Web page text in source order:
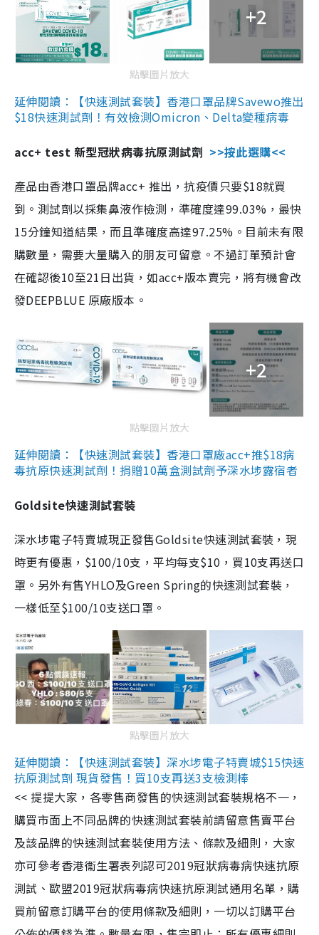
+2
點擊圖片放大
延伸閱讀：【快速測試套裝】香港口罩品牌Savewo推出
$18快速測試劑！有效檢測Omicron、Delta變種病毒
acc+ test 新型冠狀病毒抗原測試劑 >>按此選購<<
產品由香港口罩品牌acc+ 推出，抗疫價只要$18就買
到。測試劑以採集鼻液作檢測，準確度達99.03%，最快
15分鐘知道結果，而且準確度高達97.25%。目前未有限
購數量，需要大量購入的朋友可留意。不過訂單預計會
在確認後10至21日出貨，如acc+版本賣完，將有機會改
發DEEPBLUE 原廠版本。
+2
點擊圖片放大
延伸閱讀：【快速測試套裝】香港口罩廠acc+推$18病
毒抗原快速測試劑！捐贈10萬盒測試劑予深水埗露宿者
Goldsite快速測試套裝
深水埗電子特賣城現正發售Goldsite快速測試套裝，現
時更有優惠，$100/10支，平均每支$10，買10支再送口
罩。另外有售YHLO及Green Spring的快速測試套裝，
一樣低至$100/10支送口罩。
點擊圖片放大
延伸閱讀：【快速測試套裝】深水埗電子特賣城$15快速
抗原測試劑 現貨發售！買10支再送3支檢測棒
<< 提提大家，各零售商發售的快速測試套裝規格不一，
購買市面上不同品牌的快速測試套裝前請留意售賣平台
及該品牌的快速測試套裝使用方法、條款及細則，大家
亦可參考香港衞生署表列認可2019冠狀病毒病快速抗原
測試、歐盟2019冠狀病毒病快速抗原測試通用名單，購
買前留意訂購平台的使用條款及細則，一切以訂購平台